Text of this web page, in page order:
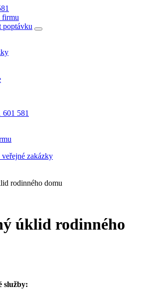
firmu
poptávku
581
rodinného domu
úklid rodinného
služby: